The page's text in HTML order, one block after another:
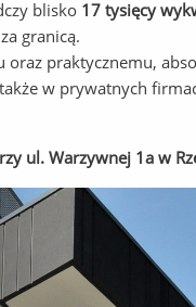
blisko 17 tysięcy
granicą.
praktycznemu,
w prywatnych
ul. Warzywnej 1a w